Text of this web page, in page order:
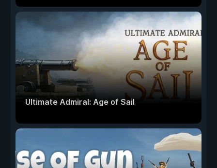
Ultimate Admiral: Age of Sail